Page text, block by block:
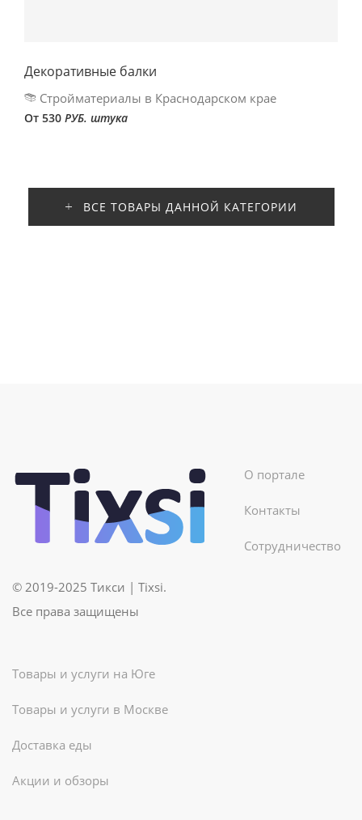
Декоративные балки
Стройматериалы в Краснодарском крае
От 530 РУБ. штука
ВСЕ ТОВАРЫ ДАННОЙ КАТЕГОРИИ
© 2019-2025 Тикси | Tixsi.
Все права защищены
О портале
Контакты
Сотрудничество
Товары и услуги на Юге
Товары и услуги в Москве
Доставка еды
Акции и обзоры